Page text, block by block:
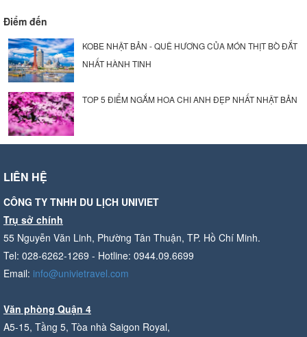
Điểm đến
KOBE NHẬT BẢN - QUÊ HƯƠNG CỦA MÓN THỊT BÒ ĐẮT
NHẤT HÀNH TINH
TOP 5 ĐIỂM NGẮM HOA CHI ANH ĐẸP NHẤT NHẬT BẢN
LIÊN HỆ
CÔNG TY TNHH DU LỊCH UNIVIET
Trụ sở chính
55 Nguyễn Văn Linh, Phường Tân Thuận, TP. Hồ Chí Minh.
Tel: 028-6262-1269 - Hotline: 0944.09.6699
Email: info@univietravel.com
Văn phòng Quận 4
A5-15, Tầng 5, Tòa nhà Saigon Royal,